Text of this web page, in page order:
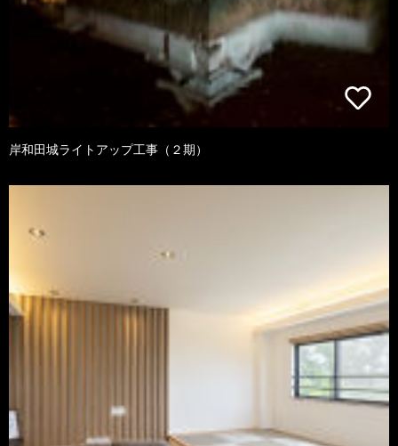
岸和田城ライトアップ工事（２期）